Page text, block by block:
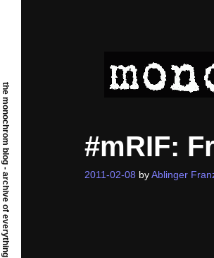
#mRIF:
2011-02-08 by Ablinger
the monochrom blog - archive of everything